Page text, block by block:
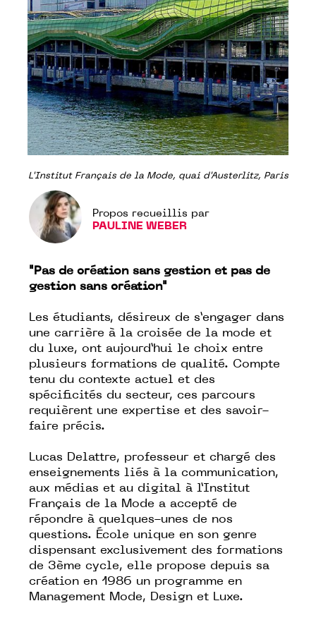
L'Institut Français de la Mode, quai d'Austerlitz, Paris
Propos recueillis par
PAULINE WEBER
"Pas de création sans gestion et pas de
gestion sans création"
Les étudiants, désireux de s’engager dans
une carrière à la croisée de la mode et
du luxe, ont aujourd’hui le choix entre
plusieurs formations de qualité. Compte
tenu du contexte actuel et des
spécificités du secteur, ces parcours
requièrent une expertise et des savoir-
faire précis.
Lucas Delattre, professeur et chargé des
enseignements liés à la communication,
aux médias et au digital à l’Institut
Français de la Mode a accepté de
répondre à quelques-unes de nos
questions. École unique en son genre
dispensant exclusivement des formations
de 3ème cycle, elle propose depuis sa
création en 1986 un programme en
Management Mode, Design et Luxe.